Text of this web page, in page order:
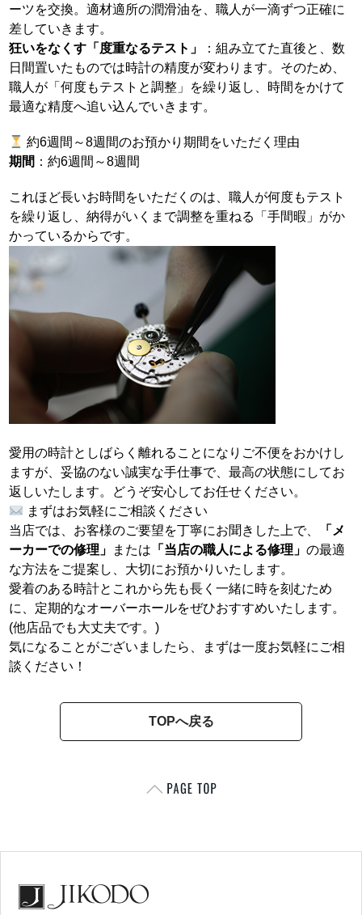
ーツを交換。適材適所の潤滑油を、職人が一滴ずつ正確に
差していきます。
狂いをなくす「度重なるテスト」
：組み立てた直後と、数
日間置いたものでは時計の精度が変わります。そのため、
職人が「何度もテストと調整」を繰り返し、時間をかけて
最適な精度へ追い込んでいきます。
約6週間～8週間のお預かり期間をいただく理由
期間 ：約6週間～8週間
これほど長いお時間をいただくのは、職人が何度もテスト
を繰り返し、納得がいくまで調整を重ねる「手間暇」がか
かっているからです。
愛用の時計としばらく離れることになりご不便をおかけし
ますが、妥協のない誠実な手仕事で、最高の状態にしてお
返しいたします。どうぞ安心してお任せください。
まずはお気軽にご相談ください
当店では、お客様のご要望を丁寧にお聞きした上で、
「メ
ーカーでの修理」
または 「当店の職人による修理」の最適
な方法をご提案し、大切にお預かりいたします。
愛着のある時計とこれから先も長く一緒に時を刻むため
に、定期的なオーバーホールをぜひおすすめいたします。
(他店品でも大丈夫です。)
気になることがございましたら、まずは一度お気軽にご相
談ください！
TOPへ戻る